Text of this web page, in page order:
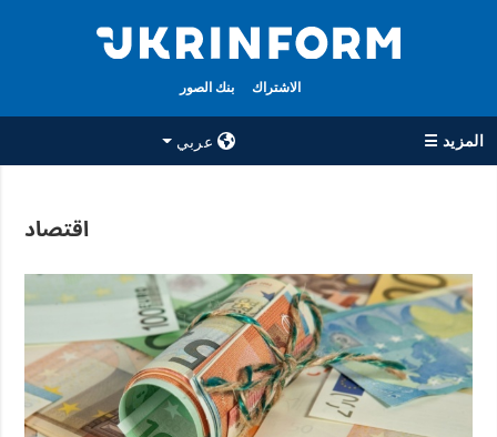
الاشتراك بنك الصور
المزيد ☰
عربي
حرب
سياسة
اقتصاد
تعافي أوكرانيا
معلومات عن
الوكالة
جهات الاتصال
سياسة الخصوصية
وحماية البيانات
الشخصية
اقتصاد